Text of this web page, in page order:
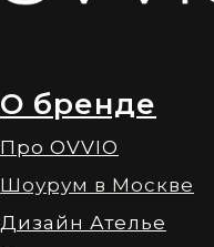
Про OVVIO
Шоурум в Москве
Дизайн Ателье
О бренде